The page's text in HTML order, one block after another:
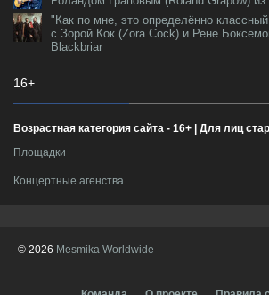
"Как по мне, это определённо
с Зорой Кок (Zora Cock) и Рене
Blackbriar
16+
Возрастная категория сайта - 16+ | Для лиц
Площадки
Концертные агенства
© 2026 Mesmika Worldwide